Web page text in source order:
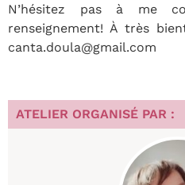
N’hésitez pas à me
renseignement! À très
canta.doula@gmail.com
ATELIER ORGANISÉ PAR :